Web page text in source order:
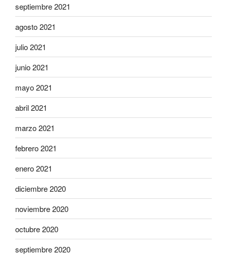
septiembre 2021
agosto 2021
julio 2021
junio 2021
mayo 2021
abril 2021
marzo 2021
febrero 2021
enero 2021
diciembre 2020
noviembre 2020
octubre 2020
septiembre 2020